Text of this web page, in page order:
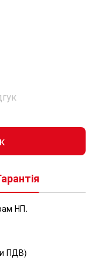
НП.
ПДВ)